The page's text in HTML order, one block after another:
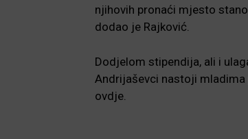
njihovih pronaći mjesto
dodao je Rajković.
Dodjelom stipendija, ali i
Andrijaševci nastoji mladima
ovdje.